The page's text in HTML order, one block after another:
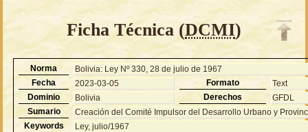
Ficha Técnica (DCMI)
Norma
Bolivia: Ley Nº 330, 28 de julio de 1967
Fecha
2023-03-05 Formato
Text
Dominio
Bolivia Derechos
GFDL
Sumario
Creación del Comité Impulsor del Desarrollo Urbano y
Keywords
Ley, julio/1967